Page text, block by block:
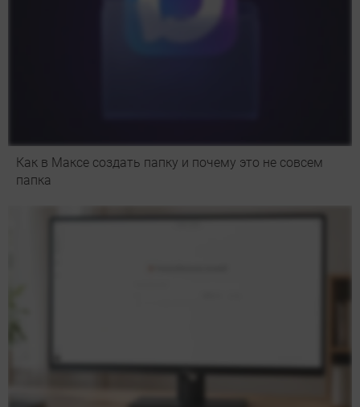
Как в Максе создать папку и почему это не совсем
папка